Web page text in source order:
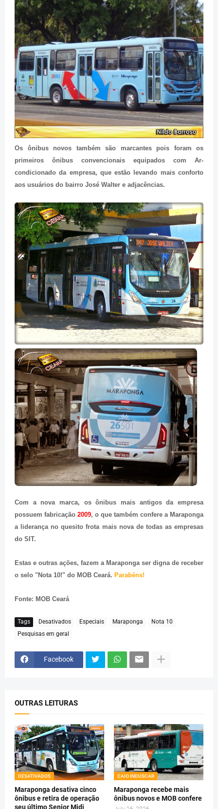
Os ônibus novos também são marcantes pois foram os
primeiros ônibus convencionais equipados com Ar-
condicionado da empresa, que estão levando mais conforto
aos usuários do bairro José Walter e adjacências.
Com a nova marca, os ônibus mais antigos da empresa
possuem fabricação 2009, o que também confere a Maraponga
a liderança no quesito frota mais nova de todas as empresas
do SIT.
Estas e outras ações, fazem a Maraponga ser digna de receber
o selo "Nota 10!" do MOB Ceará. Parabéns!
Fonte: MOB Ceará
Tags Desativados Especiais Maraponga
Nota 10
Pesquisas em geral
Facebook
OUTRAS LEITURAS
DESATIVADOS
Maraponga desativa cinco
ônibus e retira de operação
seu último Senior Midi
CAIO INDUSCAR
Maraponga recebe mais
ônibus novos e MOB confere